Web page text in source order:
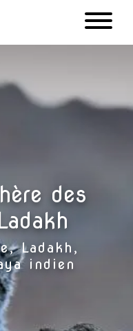
des
Ladakh,
indien